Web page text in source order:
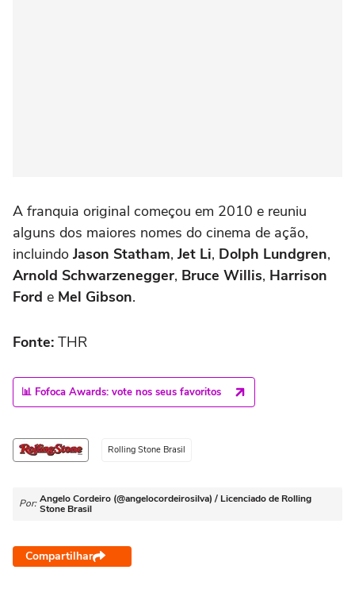
A franquia original começou em 2010 e reuniu
alguns dos maiores nomes do cinema de ação,
incluindo Jason Statham, Jet Li, Dolph Lundgren,
Arnold Schwarzenegger, Bruce Willis, Harrison
Ford e Mel Gibson.
Fonte: THR
📊 Fofoca Awards: vote nos seus favoritos
Rolling Stone Brasil
Por: Angelo Cordeiro (@angelocordeirosilva) / Licenciado de Rolling
Stone Brasil
Compartilhar